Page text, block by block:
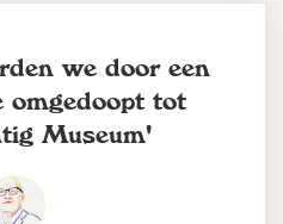
we door een
omgedoopt tot
Museum'